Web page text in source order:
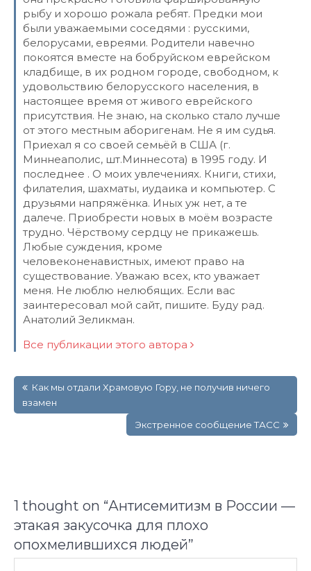
рыбу и хорошо рожала ребят. Предки мои
были уважаемыми соседями : русскими,
белорусами, евреями. Родители навечно
покоятся вместе на бобруйском еврейском
кладбище, в их родном городе, свободном, к
удовольствию белорусского населения, в
настоящее время от живого еврейского
присутствия. Не знаю, на сколько стало лучше
от этого местным аборигенам. Не я им судья.
Приехал я со своей семьёй в США (г.
Миннеаполис, шт.Миннесота) в 1995 году. И
последнее . О моих увлечениях. Книги, стихи,
филателия, шахматы, иудаика и компьютер. С
друзьями напряжёнка. Иных уж нет, а те
далече. Приобрести новых в моём возрасте
трудно. Чёрствому сердцу не прикажешь.
Любые суждения, кроме
человеконенавистных, имеют право на
существование. Уважаю всех, кто уважает
меня. Не люблю нелюбящих. Если вас
заинтересовал мой сайт, пишите. Буду рад.
Анатолий Зеликман.
Все публикации этого автора
по
записям
Как мы отдали Храмовую Гору, не получив ничего
взамен
Экстренное сообщение ТАСС
1 thought on “Антисемитизм в России —
этакая закусочка для плохо
опохмелившихся людей”